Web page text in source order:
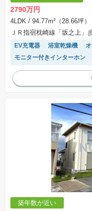
2790万円
4LDK / 94.77m²（28.66坪）
ＪＲ指宿枕崎線「坂之上」
EV充電器 浴室乾燥機
モニター付きインターホン
平坦地
トイレ2個以上
閑静な住宅地
築年数が近い